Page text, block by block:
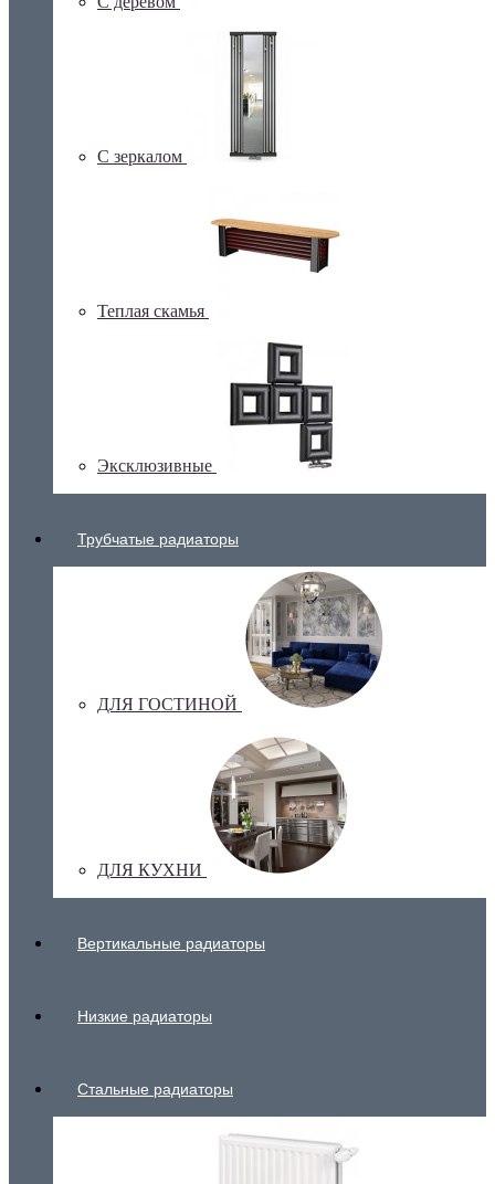
С зеркалом
Теплая скамья
Эксклюзивные
Трубчатые радиаторы
ДЛЯ ГОСТИНОЙ
ДЛЯ КУХНИ
Вертикальные радиаторы
Низкие радиаторы
Стальные радиаторы